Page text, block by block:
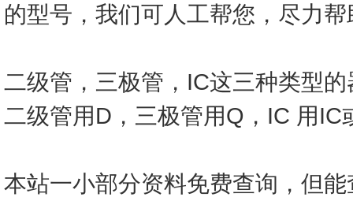
的型号，我们可人工帮您，尽力
二级管，三极管，IC这三种类型
二级管用D，三极管用Q，IC 用IC
本站一小部分资料免费查询，但